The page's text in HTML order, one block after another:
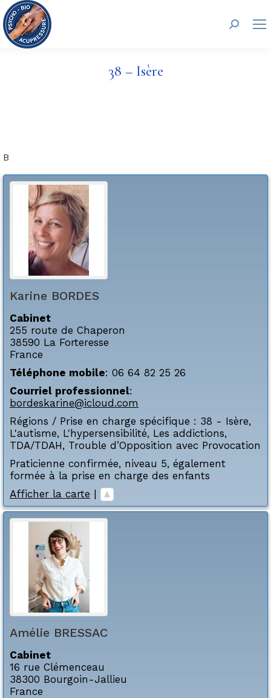
38 – Isère
B
Karine BORDES
Cabinet
255 route de Chaperon
38590 La Forteresse
France
Téléphone mobile: 06 64 82 25 26
Courriel professionnel:
bordeskarine@icloud.com
Régions / Prise en charge spécifique : 38 - Isère,
L'autisme, L'hypersensibilité, Les addictions,
TDA/TDAH, Trouble d’Opposition avec Provocation
Praticienne confirmée, niveau 5, également
formée à la prise en charge des enfants
Afficher la carte |
Amélie BRESSAC
Cabinet
16 rue Clémenceau
38300 Bourgoin-Jallieu
France